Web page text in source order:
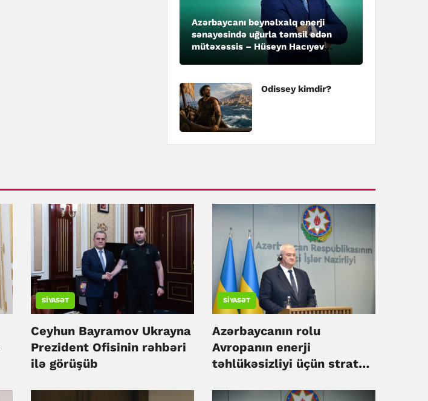
Azərbaycanı beynəlxalq enerji
sənayesində uğurla təmsil edən
mütəxəssis – Hüseyn Hacıyev
Odissey kimdir?
SIYASƏT
Ceyhun Bayramov Ukrayna
Prezident Ofisinin rəhbəri
ilə görüşüb
SIYASƏT
Azərbaycanın rolu
Avropanın enerji
təhlükəsizliyi üçün strateji